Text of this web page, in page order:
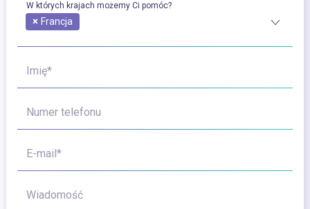
W których krajach możemy Ci pomóc?
× Francja
Imię*
Numer telefonu
E-mail*
Wiadomość